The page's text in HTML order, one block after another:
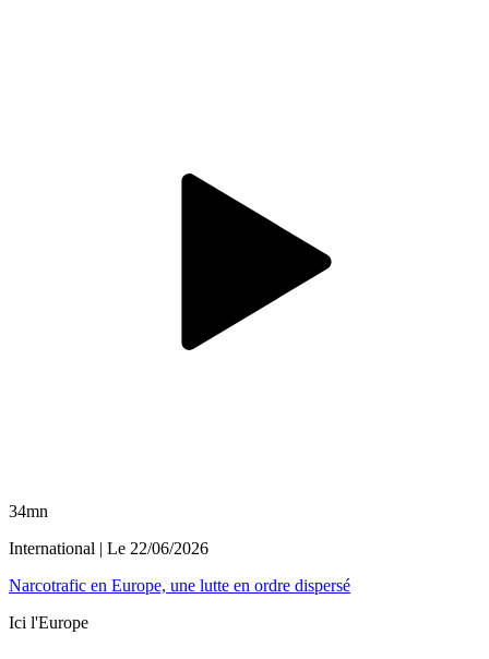
34mn
International | Le 22/06/2026
Narcotrafic en Europe, une lutte en ordre dispersé
Ici l'Europe